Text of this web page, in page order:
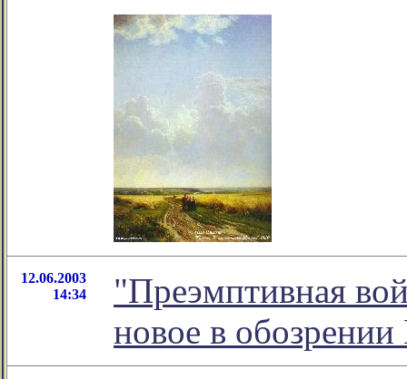
12.06.2003
14:34
"Преэмптивная
новое в